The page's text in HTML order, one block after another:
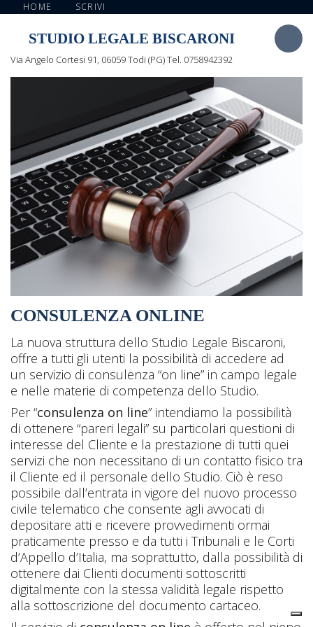
HOME SCRIVI
STUDIO LEGALE BISCARONI
Via Angelo Cortesi 91, 06059 Todi (PG) Tel. 0758942392
CONSULENZA ONLINE
La nuova struttura dello Studio Legale Biscaroni,
offre a tutti gli utenti la possibilità di accedere ad
un servizio di consulenza “on line” in campo legale
e nelle materie di competenza dello Studio.
Per “consulenza on line” intendiamo la possibilità
di ottenere “pareri legali” su particolari questioni di
interesse del Cliente e la prestazione di tutti quei
servizi che non necessitano di un contatto fisico tra
il Cliente ed il personale dello Studio. Ciò è reso
possibile dall’entrata in vigore del nuovo processo
civile telematico che consente agli avvocati di
depositare atti e ricevere provvedimenti ormai
praticamente presso e da tutti i Tribunali e le Corti
d’Appello d’Italia, ma soprattutto, dalla possibilità di
ottenere dai Clienti documenti sottoscritti
digitalmente con la stessa validità legale rispetto
alla sottoscrizione del documento cartaceo.